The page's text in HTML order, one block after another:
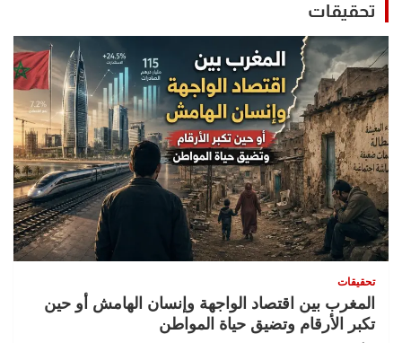
تحقيقات
تحقيقات
المغرب بين اقتصاد الواجهة وإنسان الهامش أو حين
تكبر الأرقام وتضيق حياة المواطن